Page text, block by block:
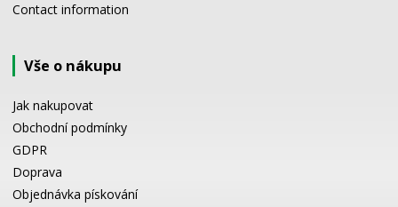
Contact information
Vše o nákupu
Jak nakupovat
Obchodní podmínky
GDPR
Doprava
Objednávka pískování